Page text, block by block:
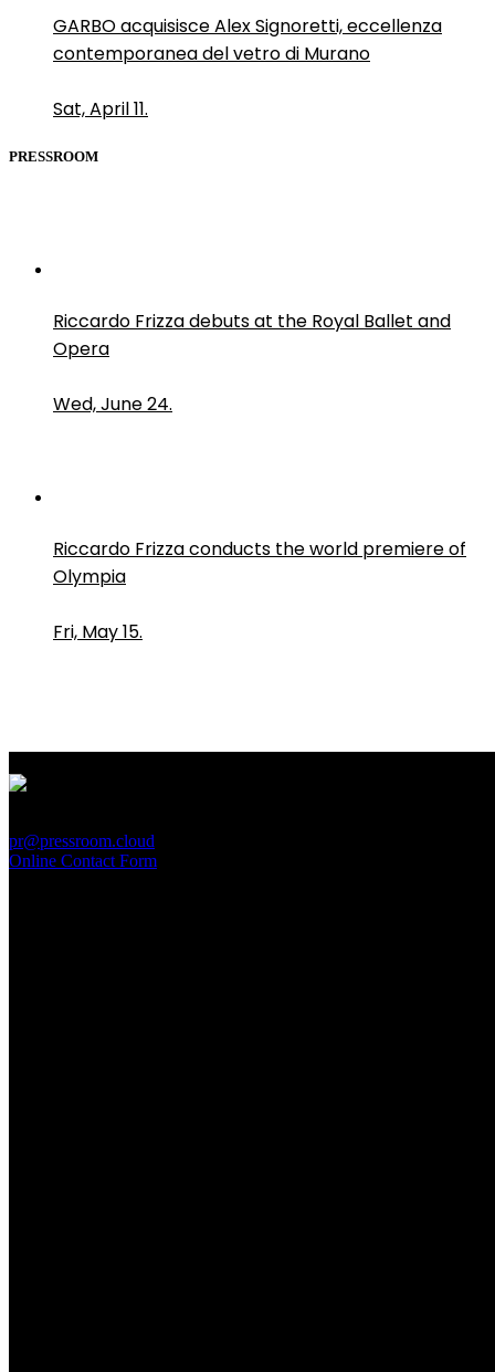
GARBO acquisisce Alex Signoretti, eccellenza
contemporanea del vetro di Murano
Sat, April 11.
PRESSROOM
Riccardo Frizza debuts at the Royal Ballet and
Opera
Wed, June 24.
Riccardo Frizza conducts the world premiere of
Olympia
Fri, May 15.
pr@pressroom.cloud
Online Contact Form